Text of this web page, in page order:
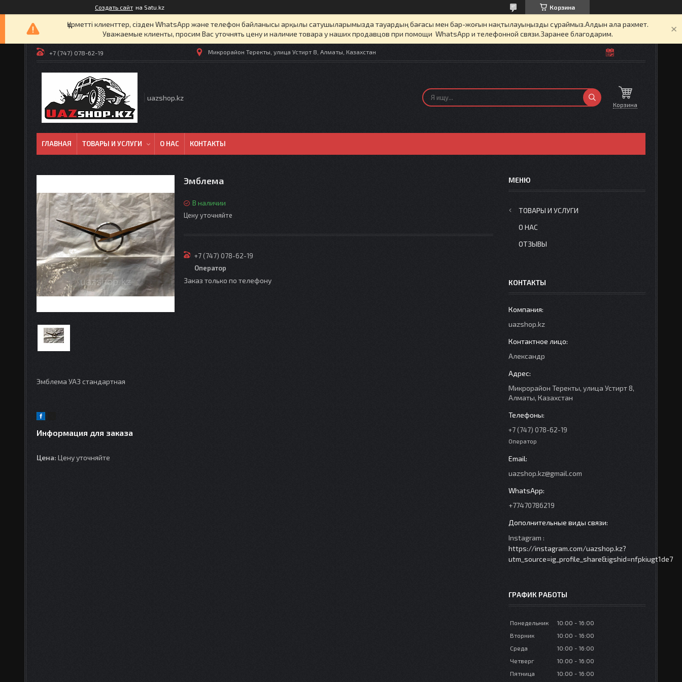
Создать сайт на Satu.kz Корзина
Құрметті клиенттер, сізден WhatsApp және телефон байланысы арқылы сатушыларымызда тауардың бағасы мен бар-жоғын нақтылауыңызды сұраймыз.Алдын ала рахмет.
Уважаемые клиенты, просим Вас уточнять цену и наличие товара у наших продавцов при помощи WhatsApp и телефонной связи.Заранее благодарим.
+7 (747) 078-62-19 Микрорайон Теректы, улица Устирт 8, Алматы, Казахстан
uazshop.kz
Корзина
ГЛАВНАЯ ТОВАРЫ И УСЛУГИ О НАС КОНТАКТЫ
Эмблема
В наличии
Цену уточняйте
+7 (747) 078-62-19
Оператор
Заказ только по телефону
Эмблема УАЗ стандартная
Информация для заказа
Цена: Цену уточняйте
ТОВАРЫ И УСЛУГИ
О НАС
ОТЗЫВЫ
КОНТАКТЫ
uazshop.kz
Александр
Микрорайон Теректы, улица Устирт 8,
Алматы, Казахстан
+7 (747) 078-62-19
Оператор
uazshop.kz@gmail.com
+77470786219
Instagram
https://instagram.com/uazshop.kz?
utm_source=ig_profile_share&igshid=nfpkiugt1de7
ГРАФИК РАБОТЫ
Понедельник 10:00
16:00
Вторник
10:00
16:00
Среда
10:00
16:00
Четверг
10:00
16:00
Пятница
10:00 16:00